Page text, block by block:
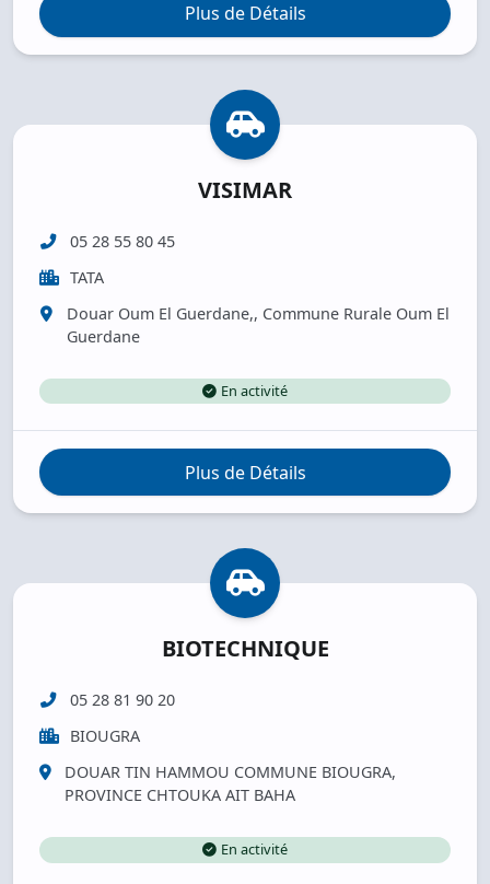
Plus de Détails
VISIMAR
05 28 55 80 45
TATA
Douar Oum El Guerdane,, Commune Rurale Oum El
Guerdane
En activité
Plus de Détails
BIOTECHNIQUE
05 28 81 90 20
BIOUGRA
DOUAR TIN HAMMOU COMMUNE BIOUGRA,
PROVINCE CHTOUKA AIT BAHA
En activité